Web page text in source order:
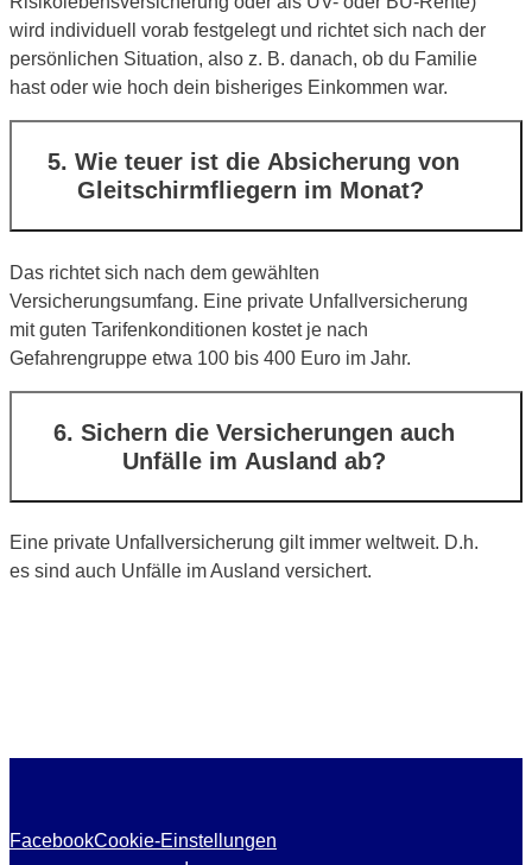
wird individuell vorab festgelegt und richtet sich nach der
persönlichen Situation, also z. B. danach, ob du Familie
hast oder wie hoch dein bisheriges Einkommen war.
5. Wie teuer ist die Absicherung von
Gleitschirmfliegern im Monat?
Das richtet sich nach dem gewählten
Versicherungsumfang. Eine private Unfallversicherung
mit guten Tarifenkonditionen kostet je nach
Gefahrengruppe etwa 100 bis 400 Euro im Jahr.
6. Sichern die Versicherungen auch
Unfälle im Ausland ab?
Eine private Unfallversicherung gilt immer weltweit. D.h.
es sind auch Unfälle im Ausland versichert.
FacebookCookie-Einstellungen